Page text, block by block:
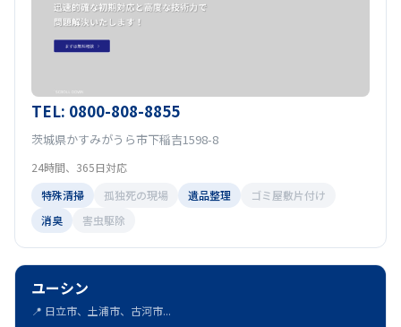
TEL: 0800-808-8855
茨城県かすみがうら市下稲吉1598-8
24時間、365日対応
特殊清掃
孤独死の現場 遺品整理
ゴミ屋敷片付け
消臭
害虫駆除
ユーシン
📍 日立市、土浦市、古河市...